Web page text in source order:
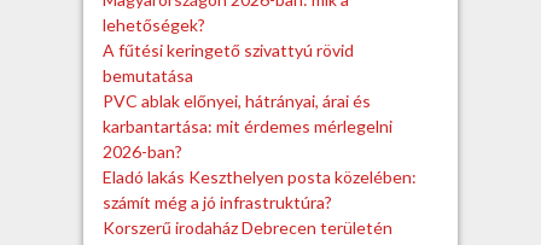
lehetőségek?
A fűtési keringető szivattyú rövid
bemutatása
PVC ablak előnyei, hátrányai, árai és
karbantartása: mit érdemes mérlegelni
2026-ban?
Eladó lakás Keszthelyen posta közelében:
számít még a jó infrastruktúra?
Korszerű irodaház Debrecen területén